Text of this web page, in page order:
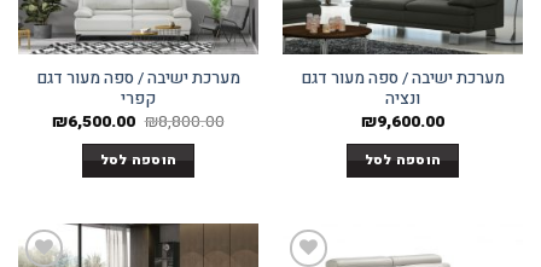
מערכת ישיבה / ספה מעור דגם
ונציה
₪9,600.00
הוספה לסל
מערכת ישיבה / ספה מעור דגם
קפרי
₪8,800.00 המחיר
היה:
₪8,800.00.
₪6,500.00 המחיר
הוספה לסל